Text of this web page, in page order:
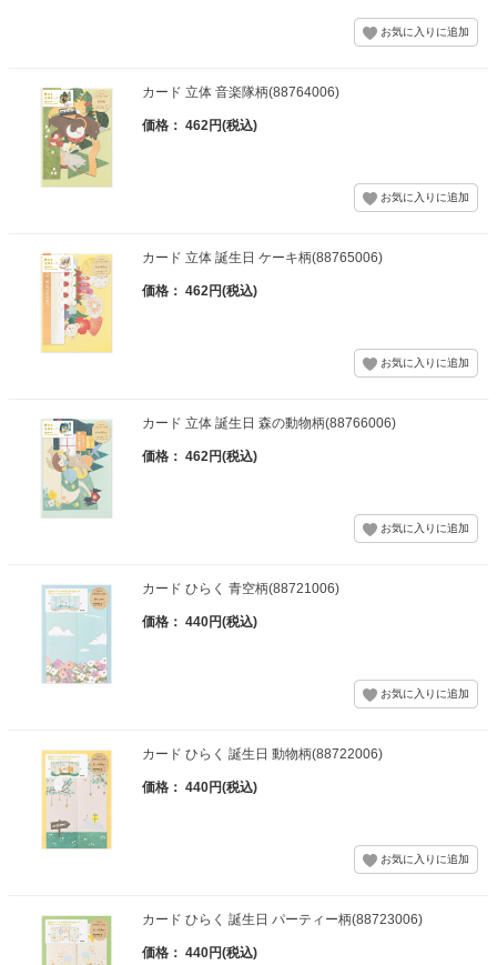
カード 立体 音楽隊柄(88764006)
価格： 462円(税込)
カード 立体 誕生日 ケーキ柄(88765006)
価格： 462円(税込)
カード 立体 誕生日 森の動物柄(88766006)
価格： 462円(税込)
カード ひらく 青空柄(88721006)
価格： 440円(税込)
カード ひらく 誕生日 動物柄(88722006)
価格： 440円(税込)
カード ひらく 誕生日 パーティー柄(88723006)
価格： 440円(税込)